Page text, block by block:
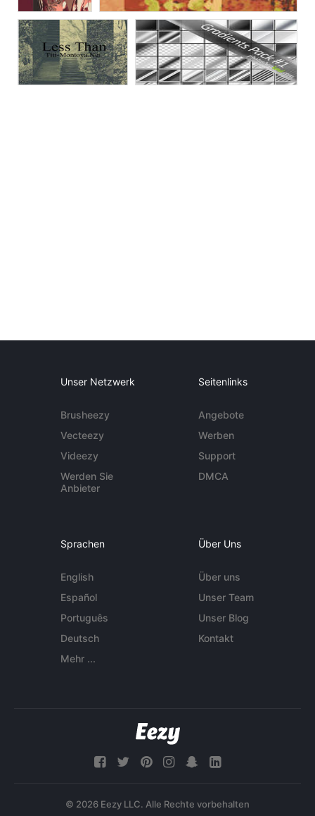
Unser Netzwerk
Brusheezy
Vecteezy
Videezy
Werden Sie
Anbieter
Seitenlinks
Angebote
Werben
Support
DMCA
Sprachen
English
Español
Português
Deutsch
Mehr ...
Über Uns
Über uns
Unser Team
Unser Blog
Kontakt
© 2026 Eezy LLC. Alle Rechte vorbehalten